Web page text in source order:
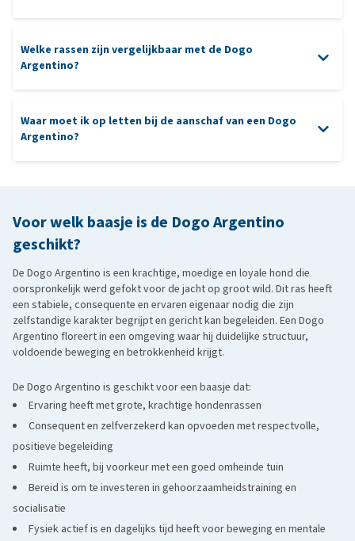
Welke rassen zijn vergelijkbaar met de Dogo
Argentino?
American Bulldog: krachtig en zelfverzekerd, met een
Presa Canario: net als de Dogo een gespierde, waakzame hond
met een verleden als werk- en veedrijvershond.
beschermende metgezel met een krachtig postuur.
Waar moet ik op letten bij de aanschaf van een Dogo
Argentino?
Voor welk baasje is de Dogo Argentino
geschikt?
De Dogo Argentino is een krachtige, moedige en loyale hond die
oorspronkelijk werd gefokt voor de jacht op groot wild. Dit ras heeft
een stabiele, consequente en ervaren eigenaar nodig die zijn
zelfstandige karakter begrijpt en gericht kan begeleiden. Een Dogo
Argentino floreert in een omgeving waar hij duidelijke structuur,
voldoende beweging en betrokkenheid krijgt.
De Dogo Argentino is geschikt voor een baasje dat:
Ervaring heeft met grote, krachtige hondenrassen
Consequent en zelfverzekerd kan opvoeden met respectvolle,
positieve begeleiding
Ruimte heeft, bij voorkeur met een goed omheinde tuin
Bereid is om te investeren in gehoorzaamheidstraining en
socialisatie
Fysiek actief is en dagelijks tijd heeft voor beweging en mentale